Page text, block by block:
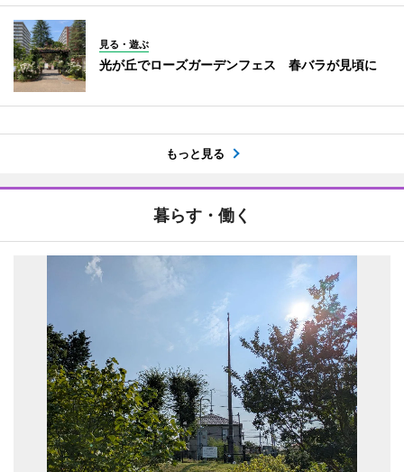
見る・遊ぶ
光が丘でローズガーデンフェス 春バラが見頃に
もっと見る
暮らす・働く